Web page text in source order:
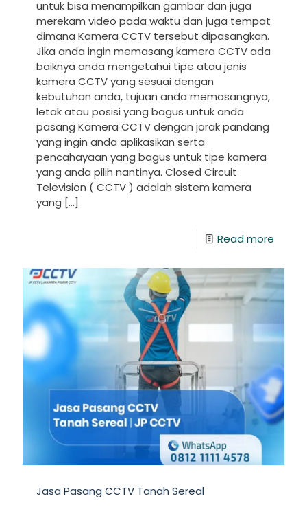
untuk bisa menampilkan gambar dan juga
merekam video pada waktu dan juga tempat
dimana Kamera CCTV tersebut dipasangkan.
Jika anda ingin memasang kamera CCTV ada
baiknya anda mengetahui tipe atau jenis
kamera CCTV yang sesuai dengan
kebutuhan anda, tujuan anda memasangnya,
letak atau posisi yang bagus untuk anda
pasang Kamera CCTV dengan jarak pandang
yang ingin anda aplikasikan serta
pencahayaan yang bagus untuk tipe kamera
yang anda pilih nantinya. Closed Circuit
Television ( CCTV ) adalah sistem kamera
yang […]
Read more
Jasa Pasang CCTV Tanah Sereal